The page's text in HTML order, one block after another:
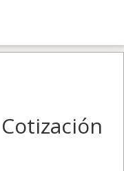
Cotización